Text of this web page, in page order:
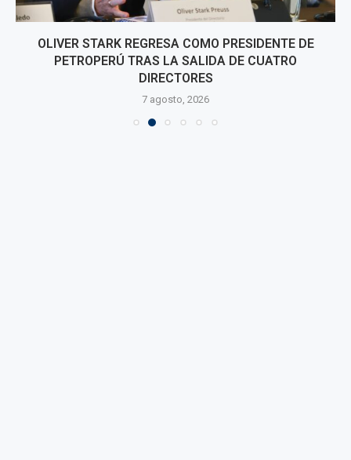
OLIVER STARK REGRESA COMO PRESIDENTE DE
PETROPERÚ TRAS LA SALIDA DE CUATRO
DIRECTORES
7 agosto, 2026